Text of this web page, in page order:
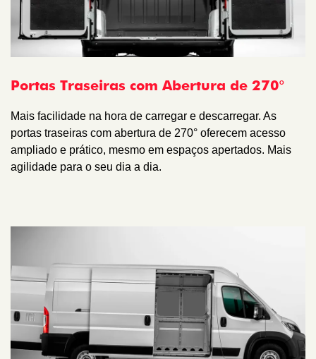
Portas Traseiras com Abertura de 270°
Mais facilidade na hora de carregar e descarregar. As
portas traseiras com abertura de 270° oferecem acesso
ampliado e prático, mesmo em espaços apertados. Mais
agilidade para o seu dia a dia.